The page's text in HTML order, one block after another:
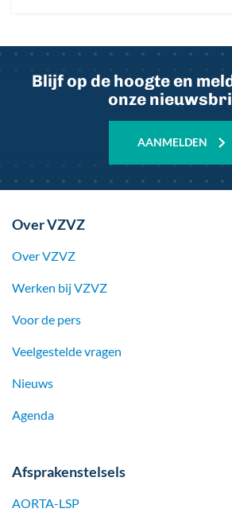
Blijf op de hoogte en
onze
AANMELDEN
Over VZVZ
Over VZVZ
Werken bij VZVZ
Voor de pers
Veelgestelde vragen
Nieuws
Agenda
Afsprakenstelsels
AORTA-LSP